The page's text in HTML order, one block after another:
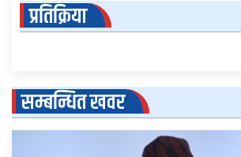
प्रतिक्रिया
सम्बन्धित खवर